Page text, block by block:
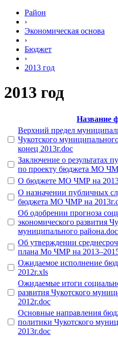
Район
›
Экономическая основа
›
Бюджет
›
2013 год
2013 год
Название
Верхний предел
Чукотского
конец 2013г.doc
Заключение о результатах
по проекту бюджета МО
О бюджете МО ЧМР на 2013
О назначении публичных
бюджета МО ЧМР на
Об одобрении прогноза
экономического развития
муниципального района.doc
Об утверждении
плана Мо ЧМР на
Ожидаемое исполнение
2012г.xls
Ожидаемые итоги
развития Чукотского
2012г.doc
Основные направления
политики Чукотского
2013г.doc